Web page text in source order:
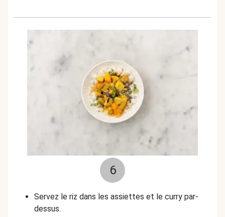
6
Servez le riz dans les assiettes et le curry par-
dessus.